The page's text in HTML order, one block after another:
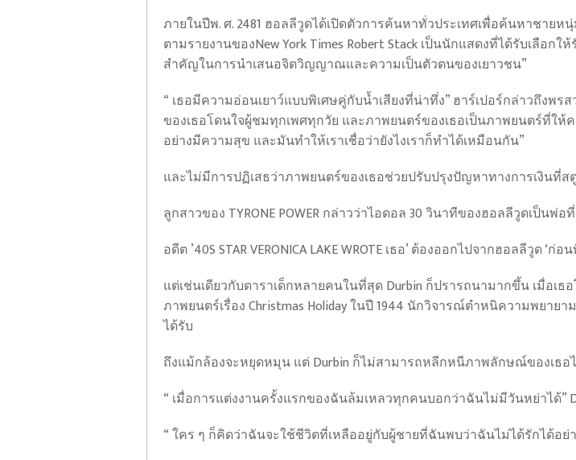
ภายในปีพ. ศ. 2481 ฮอลลีวูดได้เปิดตัวการค้นหาทั่วประเทศเพื่อค้นหาชาย
ตามรายงานของNew York Times Robert Stack เป็นนักแสดงที่ได้รับเลือ
สำคัญในการนำเสนอจิตวิญญาณและความเป็นตัวตนของเยาวชน”
“ เธอมีความอ่อนเยาว์แบบพิเศษคู่กับน้ำเสียงที่น่าทึ่ง” ฮาร์เปอร์กล่าวถึงพ
ของเธอโดนใจผู้ชมทุกเพศทุกวัย และภาพยนตร์ของเธอเป็นภาพยนตร์ที่ใ
อย่างมีความสุข และมันทำให้เราเชื่อว่ายังไงเราก็ทำได้เหมือนกัน”
และไม่มีการปฏิเสธว่าภาพยนตร์ของเธอช่วยปรับปรุงปัญหาทางการเงินที่ส
ลูกสาวของ TYRONE POWER กล่าวว่าไอดอล 30 วินาทีของฮอลลีวูดเป็น
อดีต ’40S STAR VERONICA LAKE WROTE เธอ’ ต้องออกไปจากฮอลลีวูด ‘
แต่เช่นเดียวกับดาราเด็กหลายคนในที่สุด Durbin ก็ปรารถนามากขึ้น เมื่อ
ภาพยนตร์เรื่อง Christmas Holiday ในปี 1944 นักวิจารณ์ตำหนิความพยา
ได้รับ
ถึงแม้กล้องจะหยุดหมุน แต่ Durbin ก็ไม่สามารถหลีกหนีภาพลักษณ์ของเธอ
“ เมื่อการแต่งงานครั้งแรกของฉันล้มเหลวทุกคนบอกว่าฉันไม่มีวันหย่าได้”
“ ใคร ๆ ก็คิดว่าฉันจะใช้ชีวิตที่เหลืออยู่กับผู้ชายที่ฉันพบว่าฉันไม่ได้รักได้อย่า